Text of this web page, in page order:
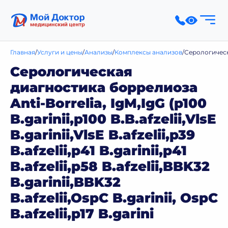
Главная Услуги и цены Анализы Комплексы анализов
Серологическая
диагностика боррелиоза
Anti-Borrelia, IgM,IgG (p100
B.garinii,p100 B.B.afzelii,VlsE
B.garinii,VlsE B.afzelii,p39
B.afzelii,p41 B.garinii,p41
B.afzelii,p58 B.afzelii,BBK32
B.garinii,BBK32
B.afzelii,OspC B.garinii, OspC
B.afzelii,p17 B.garini